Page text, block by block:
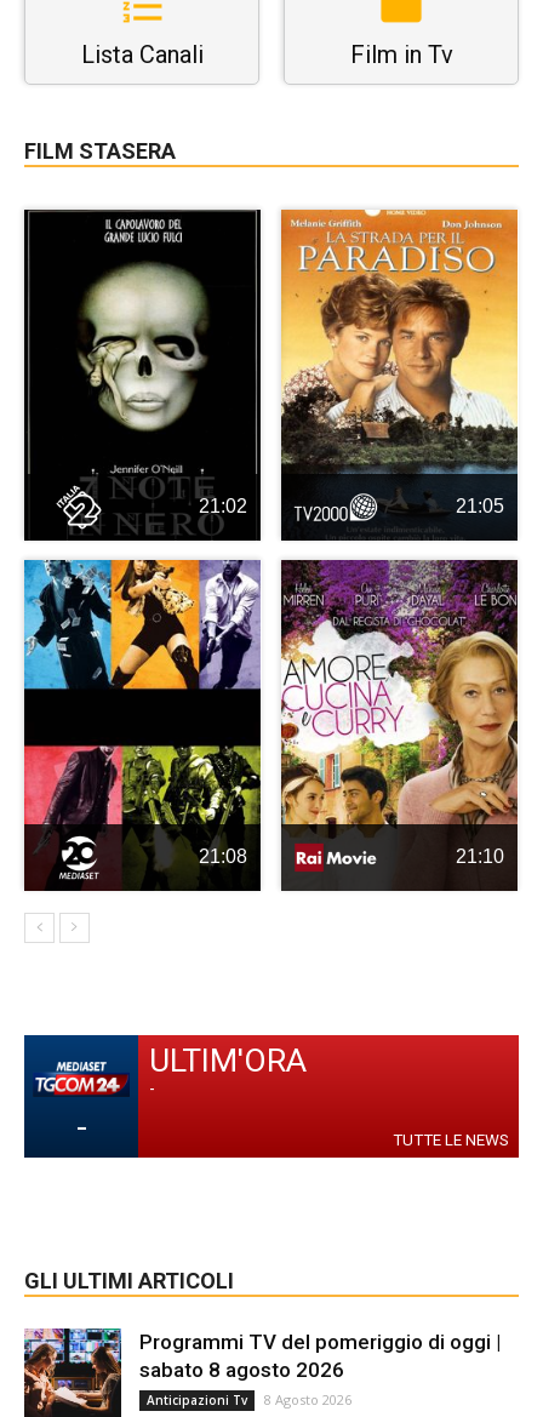
Lista Canali Film in Tv
FILM STASERA
21:02 21:05
21:08 21:10
-
ULTIM'ORA
-
TUTTE LE NEWS
GLI ULTIMI ARTICOLI
Programmi TV del pomeriggio di oggi |
sabato 8 agosto 2026
Anticipazioni Tv 8 Agosto 2026